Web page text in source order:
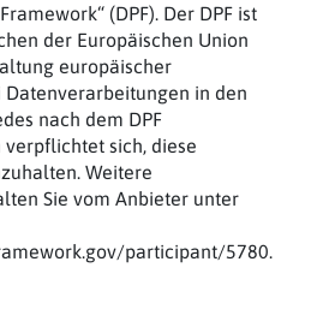
(DPF). Der DPF ist
der Europäischen Union
europäischer
in den
nach dem DPF
sich, diese
Weitere
Sie vom Anbieter unter
participant/5780.